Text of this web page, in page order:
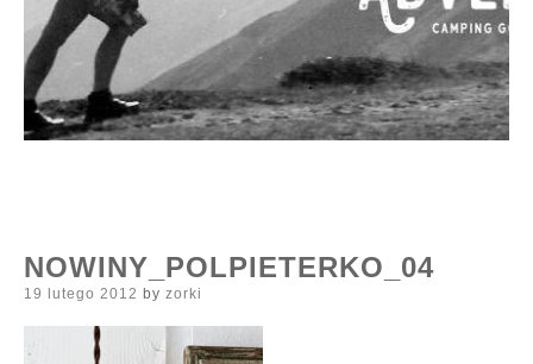
NOWINY_POLPIETERKO_04
Posted
19 lutego 2012 by zorki